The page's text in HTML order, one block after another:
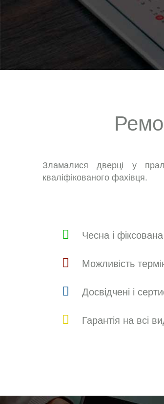
Зламалися дверці у
кваліфікованого фахівця.
Чесна і фіксована
Можливість
Досвідчені і
Гарантія на всі